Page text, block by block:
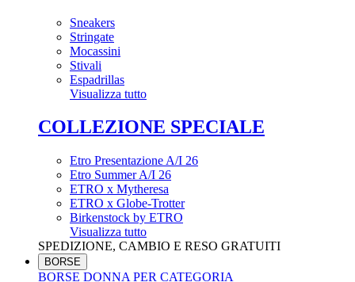
Sneakers
Stringate
Mocassini
Stivali
Espadrillas
Visualizza tutto
COLLEZIONE SPECIALE
Etro Presentazione A/I 26
Etro Summer A/I 26
ETRO x Mytheresa
ETRO x Globe-Trotter
Birkenstock by ETRO
Visualizza tutto
SPEDIZIONE, CAMBIO E RESO GRATUITI
BORSE
BORSE DONNA PER CATEGORIA